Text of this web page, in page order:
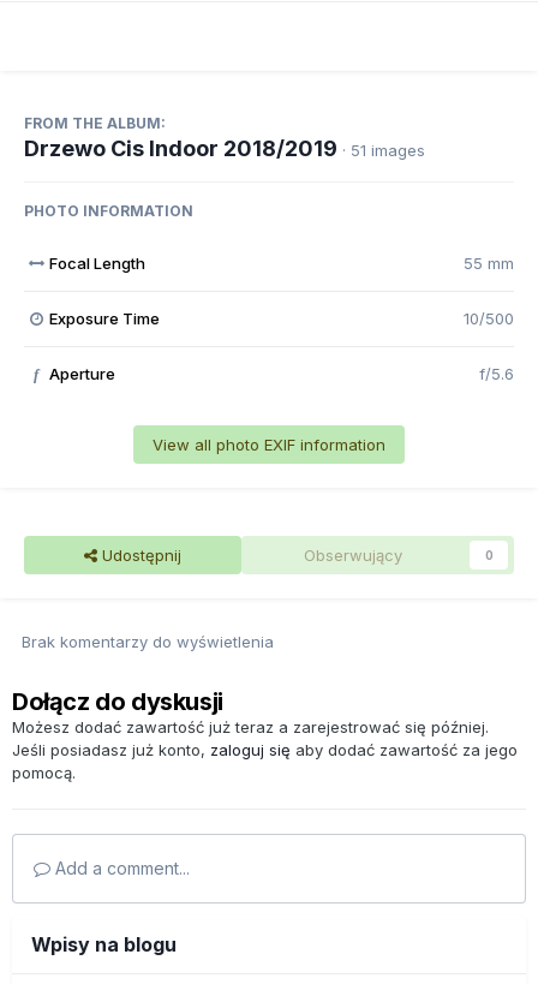
FROM THE ALBUM:
Drzewo Cis Indoor 2018/2019 · 51 images
PHOTO INFORMATION
Focal Length 55 mm
Exposure Time 10/500
f Aperture f/5.6
View all photo EXIF information
Udostępnij Obserwujący 0
Brak komentarzy do wyświetlenia
Dołącz do dyskusji
Możesz dodać zawartość już teraz a zarejestrować się później.
Jeśli posiadasz już konto, zaloguj się aby dodać zawartość za jego
pomocą.
Add a comment...
Wpisy na blogu